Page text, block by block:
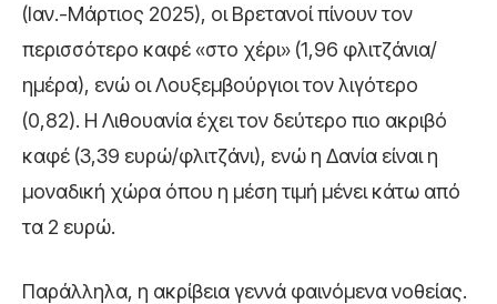
(Ιαν.-Μάρτιος 2025), οι Βρετανοί πίνουν τον
περισσότερο καφέ «στο χέρι» (1,96 φλιτζάνια/
ημέρα), ενώ οι Λουξεμβούργιοι τον λιγότερο
(0,82). Η Λιθουανία έχει τον δεύτερο πιο ακριβό
καφέ (3,39 ευρώ/φλιτζάνι), ενώ η Δανία είναι η
μοναδική χώρα όπου η μέση τιμή μένει κάτω από
τα 2 ευρώ.
Παράλληλα, η ακρίβεια γεννά φαινόμενα νοθείας.